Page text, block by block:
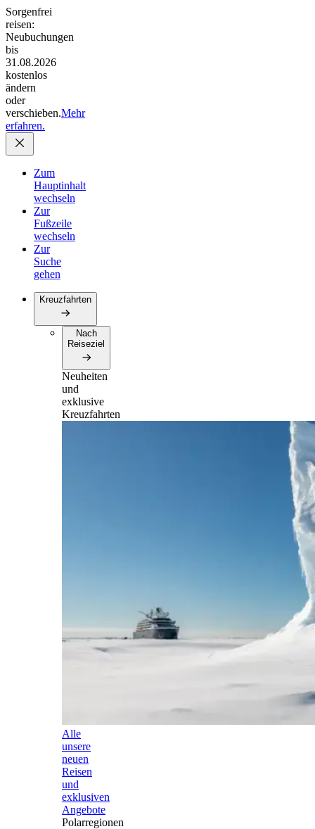
Sorgenfrei
reisen:
Neubuchungen
bis
31.08.2026
kostenlos
ändern
oder
verschieben.Mehr
erfahren.
Zum
Hauptinhalt
wechseln
Zur
Fußzeile
wechseln
Zur
Suche
gehen
Kreuzfahrten
Nach
Reiseziel
Neuheiten
und
exklusive
Kreuzfahrten
Alle
unsere
neuen
Reisen
und
exklusiven
Angebote
Polarregionen